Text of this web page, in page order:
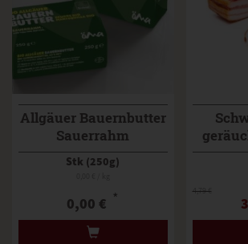
Allgäuer Bauernbutter
Sauerrahm
Stk (250g)
0,00 € *
4,79 €